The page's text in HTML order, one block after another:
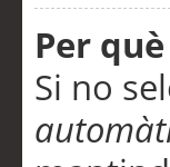
Per
Si no